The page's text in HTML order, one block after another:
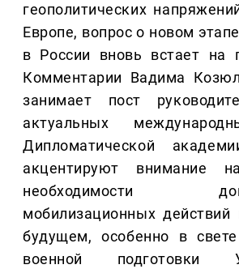
геополитических
Европе, вопрос о новом
в России вновь встает на
Комментарии Вадима
занимает пост
актуальных
Дипломатической
акцентируют внимание
необходимости
мобилизационных
будущем, особенно в свете
военной подготовки